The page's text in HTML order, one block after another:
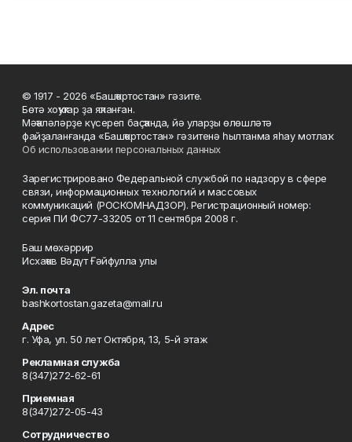
© 1917 - 2026 «Башҡортостан» гәзите.
Бөтә хоҡуҡтар ҙа яҡланған.
Мәҡәләләрҙе күсереп баҫҡанда, йә уларҙы өлөшләтә
файҙаланғанда «Башҡортостан» гәзитенә һылтанма яһау мотлаҡ.
Об использовании персональных данных
Зарегистрировано Федеральной службой по надзору в сфере
связи, информационных технологий и массовых
коммуникаций (РОСКОМНАДЗОР). Регистрационный номер:
серия ПИ ФС77-33205 от 11 сентября 2008 г.
Баш мөхәррир
Исхаҡов Вәдүт Ғәйфулла улы
Эл. почта
bashkortostan.gazeta@mail.ru
Адрес
г. Уфа, ул. 50 лет Октября, 13, 5-й этаж
Рекламная служба
8(347)272-62-61
Приемная
8(347)272-05-43
Сотрудничество